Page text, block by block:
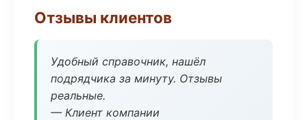
Отзывы клиентов
Удобный справочник, нашёл
подрядчика за минуту. Отзывы
реальные.
— Клиент компании